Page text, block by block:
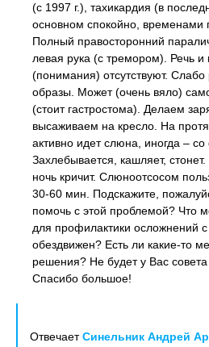
(с 1997 г.), тахикардия (в
основном спокойно, временами
Полный правосторонний
левая рука (с тремором). Речь и
(понимания) отсутствуют. Слабо
образы. Может (очень вяло)
(стоит гастростома). Делаем
высаживаем на кресло. На
активно идет слюна, иногда – со
Захлебывается, кашляет,
ночь кричит. Слюноотсосом
30-60 мин. Подскажите,
помочь с этой проблемой? Что
для профилактики осложнений с
обездвижен? Есть ли какие-то
решения? Не будет у Вас
Спасибо большое!
ОтвечаетСинельник Андрей